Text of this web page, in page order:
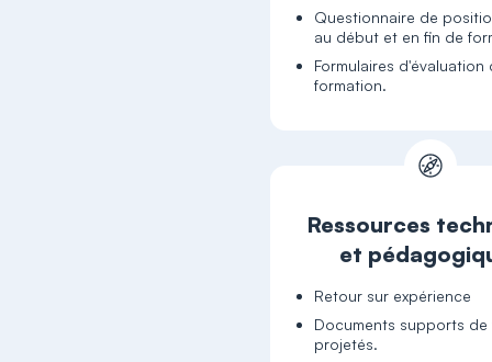
Questionnaire de
au début et en fin de
Formulaires d'évaluation
formation.
Ressources
et
Retour sur expérience
Documents supports
projetés.